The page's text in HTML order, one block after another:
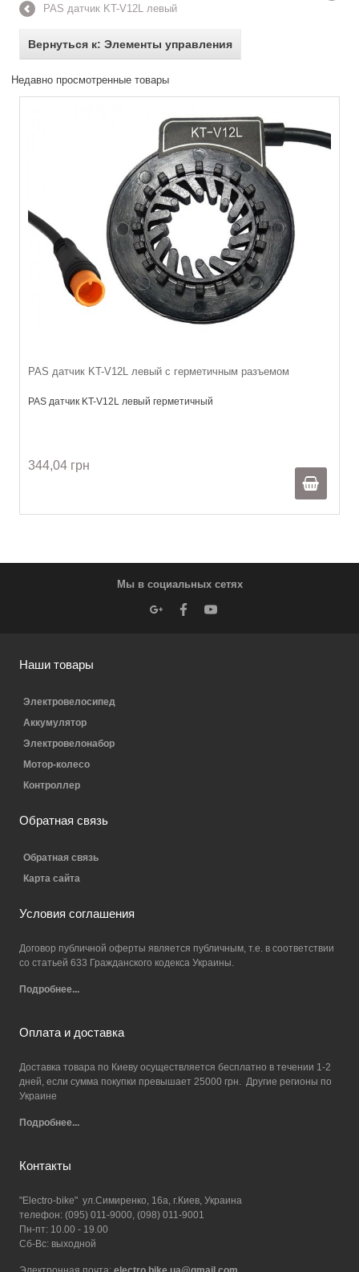
PAS датчик KT-V12L левый
Вернуться к: Элементы управления
Недавно просмотренные товары
PAS датчик KT-V12L левый с герметичным разъемом
PAS датчик KT-V12L левый герметичный
344,04 грн
Мы в социальных сетях
Наши товары
Электровелосипед
Аккумулятор
Электровелонабор
Мотор-колесо
Контроллер
Обратная связь
Обратная связь
Карта сайта
Условия соглашения
Договор публичной оферты является публичным, т.е. в соответствии
со статьей 633 Гражданского кодекса Украины.
Подробнее...
Оплата и доставка
Доставка товара по Киеву осуществляется бесплатно в течении 1-2
дней, если сумма покупки превышает 25000 грн. Другие регионы по
Украине
Подробнее...
Контакты
"Electro-bike" ул.Симиренко, 16а, г.Киев, Украина
телефон: (095) 011-9000, (098) 011-9001
Пн-пт: 10.00 - 19.00
Сб-Вс: выходной
Электронная почта: electro.bike.ua@gmail.com